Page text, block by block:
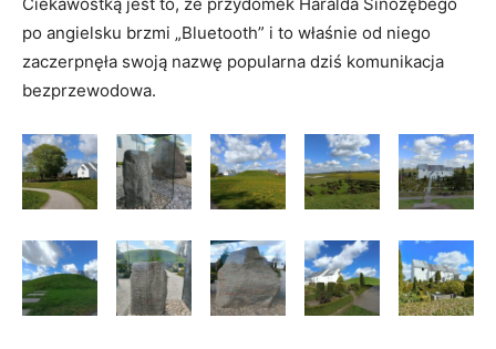
Ciekawostką jest to, że przydomek Haralda Sinozębego
po angielsku brzmi „Bluetooth” i to właśnie od niego
zaczerpnęła swoją nazwę popularna dziś komunikacja
bezprzewodowa.